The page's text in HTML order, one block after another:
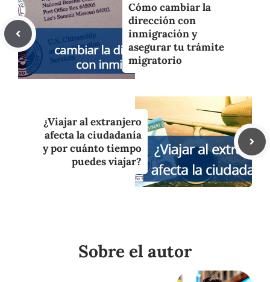
Cómo cambiar la
dirección con
inmigración y
asegurar tu trámite
migratorio
¿Viajar al extranjero
afecta la ciudadanía
y por cuánto tiempo
puedes viajar?
Sobre el autor